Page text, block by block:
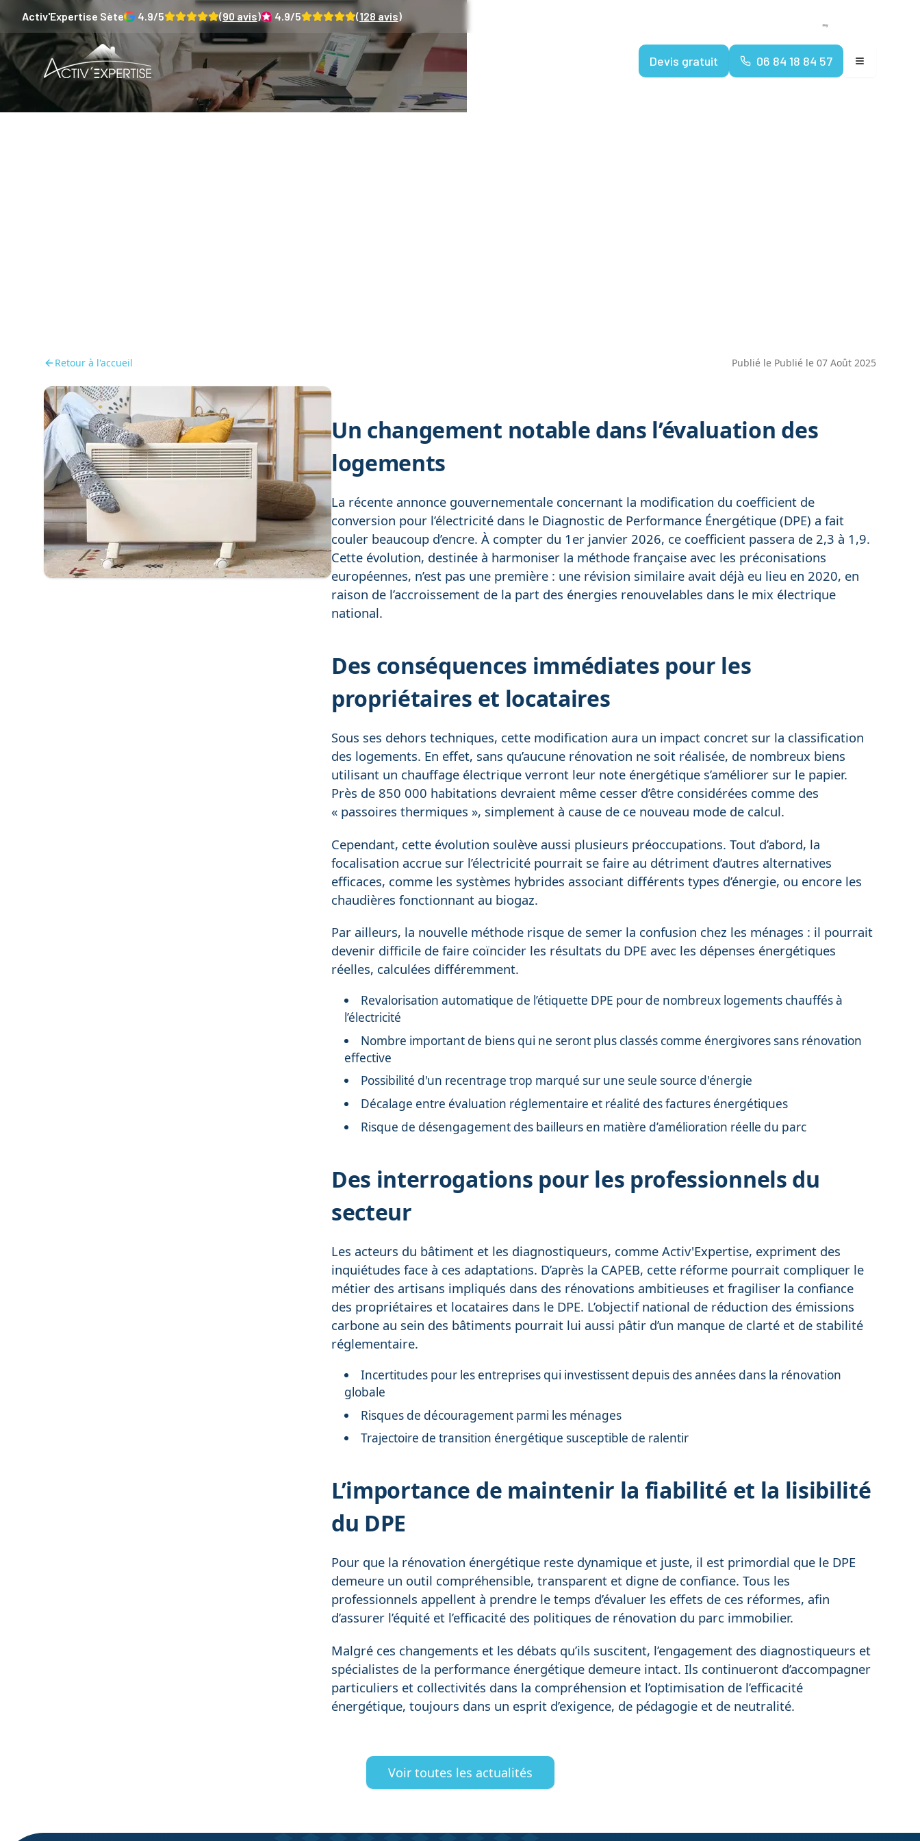
Activ'Expertise Sète 4.9/5 (90avis) 4.9/5 (128avis)
Devis gratuit 06 84 18 84 57
Retour à l'accueil Publié le Publié le 07 Août 2025
Un changement notable dans l’évaluation des
logements
La récente annonce gouvernementale concernant la modification du coefficient de
conversion pour l’électricité dans le Diagnostic de Performance Énergétique (DPE) a fait
couler beaucoup d’encre. À compter du 1er janvier 2026, ce coefficient passera de 2,3 à 1,9.
Cette évolution, destinée à harmoniser la méthode française avec les préconisations
européennes, n’est pas une première : une révision similaire avait déjà eu lieu en 2020, en
raison de l’accroissement de la part des énergies renouvelables dans le mix électrique
national.
Des conséquences immédiates pour les
propriétaires et locataires
Sous ses dehors techniques, cette modification aura un impact concret sur la classification
des logements. En effet, sans qu’aucune rénovation ne soit réalisée, de nombreux biens
utilisant un chauffage électrique verront leur note énergétique s’améliorer sur le papier.
Près de 850 000 habitations devraient même cesser d’être considérées comme des
« passoires thermiques », simplement à cause de ce nouveau mode de calcul.
Cependant, cette évolution soulève aussi plusieurs préoccupations. Tout d’abord, la
focalisation accrue sur l’électricité pourrait se faire au détriment d’autres alternatives
efficaces, comme les systèmes hybrides associant différents types d’énergie, ou encore les
chaudières fonctionnant au biogaz.
Par ailleurs, la nouvelle méthode risque de semer la confusion chez les ménages : il pourrait
devenir difficile de faire coïncider les résultats du DPE avec les dépenses énergétiques
réelles, calculées différemment.
Revalorisation automatique de l’étiquette DPE pour de nombreux logements chauffés à
l’électricité
Nombre important de biens qui ne seront plus classés comme énergivores sans rénovation
effective
Possibilité d'un recentrage trop marqué sur une seule source d'énergie
Décalage entre évaluation réglementaire et réalité des factures énergétiques
Risque de désengagement des bailleurs en matière d’amélioration réelle du parc
Des interrogations pour les professionnels du
secteur
Les acteurs du bâtiment et les diagnostiqueurs, comme Activ'Expertise, expriment des
inquiétudes face à ces adaptations. D’après la CAPEB, cette réforme pourrait compliquer le
métier des artisans impliqués dans des rénovations ambitieuses et fragiliser la confiance
des propriétaires et locataires dans le DPE. L’objectif national de réduction des émissions
carbone au sein des bâtiments pourrait lui aussi pâtir d’un manque de clarté et de stabilité
réglementaire.
Incertitudes pour les entreprises qui investissent depuis des années dans la rénovation
globale
Risques de découragement parmi les ménages
Trajectoire de transition énergétique susceptible de ralentir
L’importance de maintenir la fiabilité et la lisibilité
du DPE
Pour que la rénovation énergétique reste dynamique et juste, il est primordial que le DPE
demeure un outil compréhensible, transparent et digne de confiance. Tous les
professionnels appellent à prendre le temps d’évaluer les effets de ces réformes, afin
d’assurer l’équité et l’efficacité des politiques de rénovation du parc immobilier.
Malgré ces changements et les débats qu’ils suscitent, l’engagement des diagnostiqueurs et
spécialistes de la performance énergétique demeure intact. Ils continueront d’accompagner
particuliers et collectivités dans la compréhension et l’optimisation de l’efficacité
énergétique, toujours dans un esprit d’exigence, de pédagogie et de neutralité.
Voir toutes les actualités